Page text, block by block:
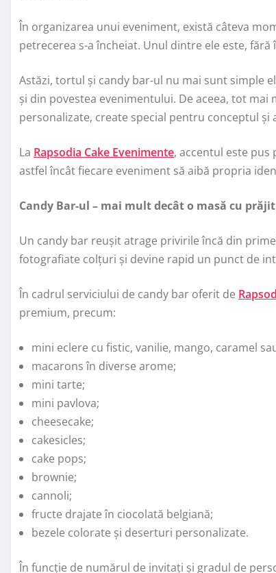
În organizarea unui eveniment, există câteva
petrecerea s-a încheiat. Unul dintre ele este,
Astăzi, tortul și candy bar-ul nu mai sunt simple
și din povestea evenimentului. De aceea, tot
personalizate, create special pentru conceptul și
La Rapsodia Cake Evenimente, accentul este
astfel încât fiecare eveniment să aibă propria
Candy Bar-ul – mai mult decât o masă cu
Un candy bar reușit atrage privirile încă din
fotografiate colțuri și devine rapid un punct de
În cadrul serviciului de candy bar oferit de
premium, precum:
mini eclere cu fistic, vanilie, mango, caramel
macarons în diverse arome;
mini tarte;
mini pavlova;
cheesecake;
cakesicles;
cake pops;
brownie;
cannoli;
fructe drajate în ciocolată belgiană;
bezele colorate și deserturi personalizate.
În funcție de numărul de invitați și gradul de